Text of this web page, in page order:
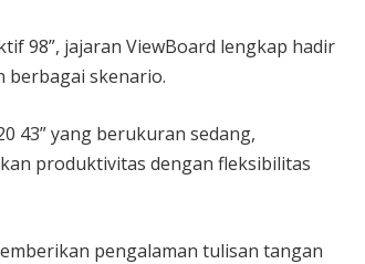
98”, jajaran ViewBoard lengkap hadir
berbagai skenario.
43” yang berukuran sedang,
produktivitas dengan fleksibilitas
pengalaman tulisan tangan